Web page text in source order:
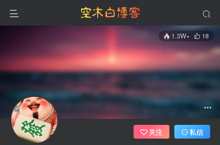
1.3W+ 18
关注 私信